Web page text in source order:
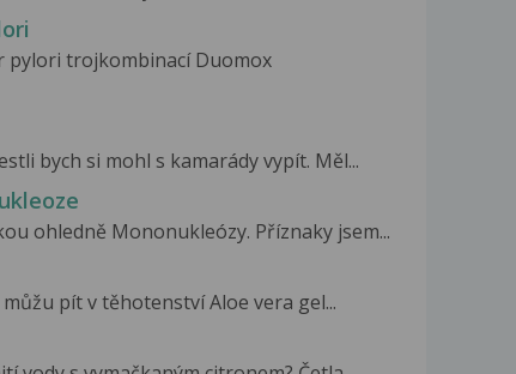
pylori trojkombinací Duomox
bych si mohl s kamarády vypít. Měl...
ohledně Mononukleózy. Příznaky jsem...
pít v těhotenství Aloe vera gel...